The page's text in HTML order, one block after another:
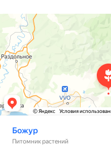
Божур
Питомник растений в Приморском крае